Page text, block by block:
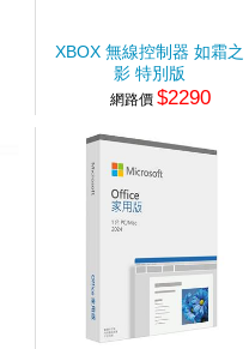
XBOX 無線控制器 如霜之
影 特別版
網路價 $2290